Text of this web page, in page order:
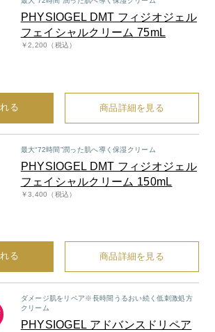
お問い合わせフォーム
時間 9:00~18:00（土・日曜・祝日除く）
PHYSIOGEL DMT フィジオジェル
フェイシャルクリーム 75mL
￥2,200（税込）
る 商品詳細を見る
最大“72時間”潤った肌へ導く保湿クリーム
PHYSIOGEL DMT フィジオジェル
フェイシャルクリーム 150mL
￥3,400（税込）
る 商品詳細を見る
ダメージ肌をリペア※長時間うるおい続く低刺激処方
クリーム
PHYSIOGEL アドバンスドリペア